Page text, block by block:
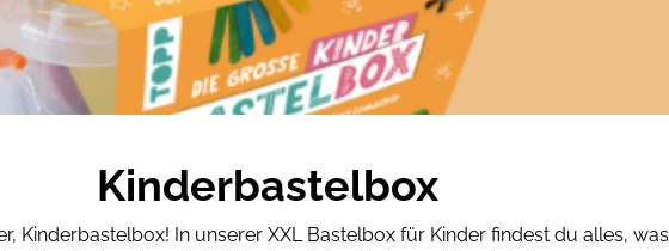
Kinderbastelbox
Kinderbastelbox! In unserer XXL Bastelbox für Kinder findest du alles, was